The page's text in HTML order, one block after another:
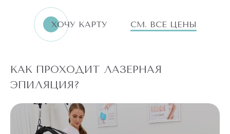
ХОЧУ КАРТУ СМ. ВСЕ ЦЕНЫ
КАК ПРОХОДИТ ЛАЗЕРНАЯ
ЭПИЛЯЦИЯ?